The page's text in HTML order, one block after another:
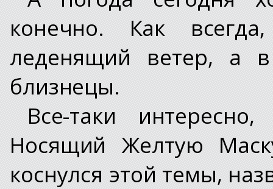
конечно. Как
леденящий ветер, а
близнецы.
Все-таки
Носящий Желтую
коснулся этой темы,